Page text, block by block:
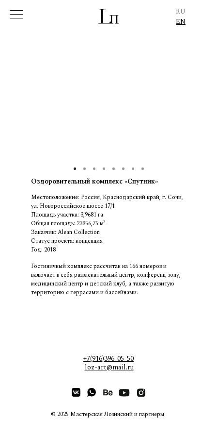
EN
RU
Местоположение: Россия, Краснодарский край, г. Сочи,
ул. Новороссийское шоссе 17/1
Площадь участка: 3,9681 га
Общая площадь: 23956,75 м²
Заказчик: Alean Collection
Статус проекта: концепция
Год: 2018
Гостиничный комплекс рассчитан на 166 номеров и
включает в себя развлекательный центр, конференц-зону,
медицинский центр и детский клуб, а также развитую
территорию с террасами и бассейнами.
Оздоровительный комплекс «Спутник»
+7(916)396-05-50
loz-art@mail.ru
© 2025 Мастерская Лозинский и партнеры